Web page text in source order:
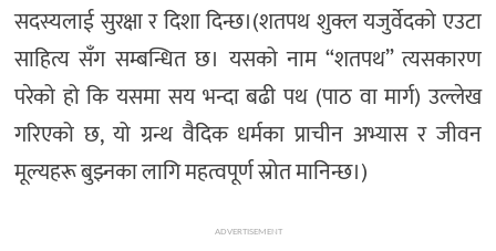
सदस्यलाई सुरक्षा र दिशा दिन्छ।(शतपथ शुक्ल यजुर्वेदको एउटा
साहित्य सँग सम्बन्धित छ। यसको नाम “शतपथ” त्यसकारण
परेको हो कि यसमा सय भन्दा बढी पथ (पाठ वा मार्ग) उल्लेख
गरिएको छ, यो ग्रन्थ वैदिक धर्मका प्राचीन अभ्यास र जीवन
मूल्यहरू बुझ्नका लागि महत्वपूर्ण स्रोत मानिन्छ।)
ADVERTISEMENT